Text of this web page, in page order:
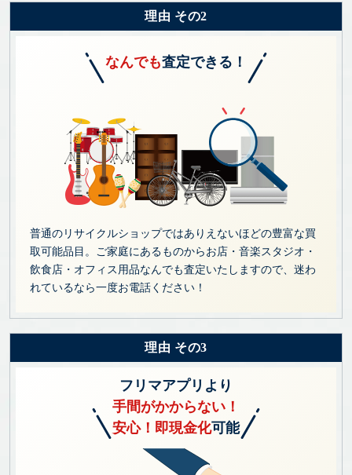
理由 その2
なんでも査定できる！
普通のリサイクルショップではありえないほどの豊富な買
取可能品目。ご家庭にあるものからお店・音楽スタジオ・
飲食店・オフィス用品なんでも査定いたしますので、迷わ
れているなら一度お電話ください！
理由 その3
フリマアプリより
手間がかからない！
安心！即現金化可能